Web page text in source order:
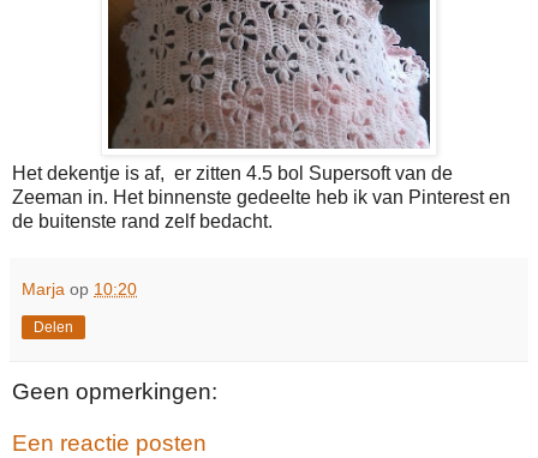
Het dekentje is af, er zitten 4.5 bol Supersoft van de
Zeeman in. Het binnenste gedeelte heb ik van Pinterest en
de buitenste rand zelf bedacht.
Marja op 10:20
Delen
Geen opmerkingen:
Een reactie posten